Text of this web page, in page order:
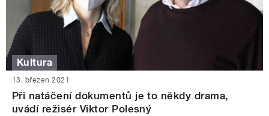
Kultura
13. březen 2021
Při natáčení dokumentů je to někdy drama,
uvádí režisér Viktor Polesný